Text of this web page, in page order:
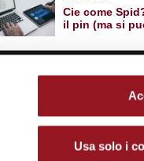
Usa solo i
Cie come
il pin (ma si